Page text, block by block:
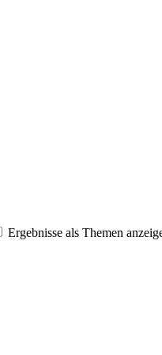
Ergebnisse als Themen